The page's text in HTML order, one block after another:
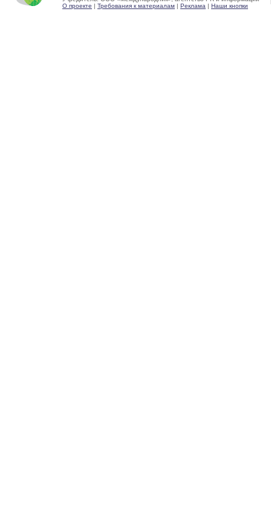
О проекте | Требования к материалам | Реклама | Наши кнопки